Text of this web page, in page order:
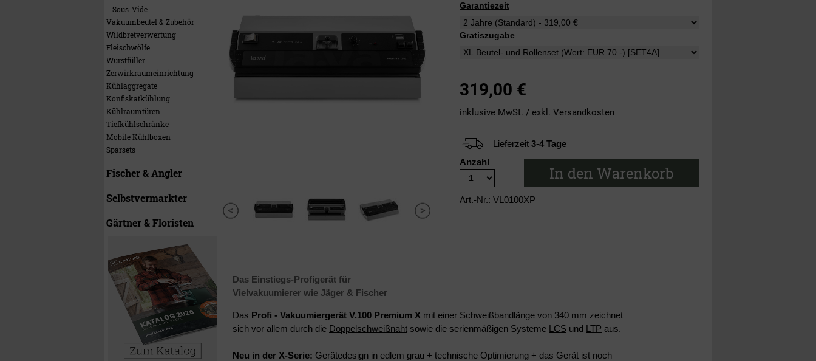
Sous-Vide
Vakuumbeutel & Zubehör
Wildbretverwertung
Fleischwölfe
Wurstfüller
Zerwirkraumeinrichtung
Kühlaggregate
Konfiskatkühlung
Kühlraumtüren
Tiefkühlschränke
Mobile Kühlboxen
Sparsets
Fischer & Angler
Selbstvermarkter
Gärtner & Floristen
Garantiezeit
Gratiszugabe
319,00 €
inklusive MwSt. / exkl. Versandkosten
Lieferzeit 3-4 Tage
Anzahl
In den Warenkorb
Art.-Nr.: VL0100XP
Das Einstiegs-Profigerät für
Vielvakuumierer wie Jäger & Fischer
Das Profi - Vakuumiergerät V.100 Premium X mit einer Schweißbandlänge von 340 mm zeichnet
sich vor allem durch die Doppelschweißnaht sowie die serienmäßigen Systeme LCS und LTP aus.
Neu in der X-Serie: Gerätedesign in edlem grau + technische Optimierung + das Gerät ist noch